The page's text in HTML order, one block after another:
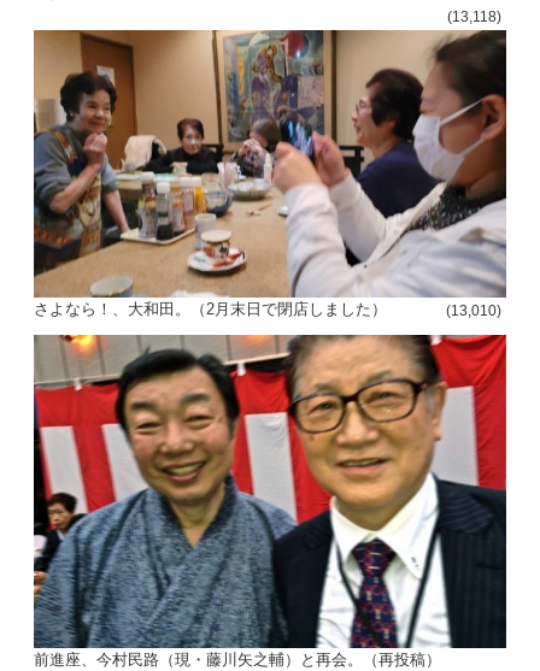
(13,118)
さよなら！、大和田。（2月末日で閉店しました） (13,010)
前進座、今村民路（現・藤川矢之輔）と再会。（再投稿）